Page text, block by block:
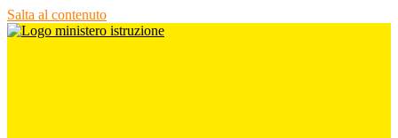
Salta al contenuto